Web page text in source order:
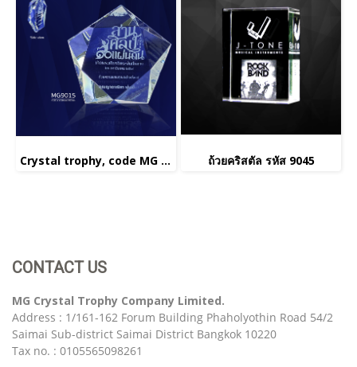
Crystal trophy, code MG 9015 ถ้วยคริสตัล รหัส 9045
CONTACT US
MG Crystal Trophy Company Limited.
Address : 1/161-162 Forum Building Phaholyothin Road 54/2
Saimai Sub-district Saimai District Bangkok 10220
Tax no. : 0105565098261